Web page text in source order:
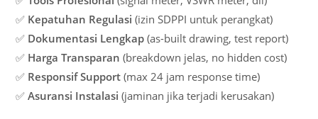
✅ Kepatuhan Regulasi (izin SDPPI untuk perangkat)
✅ Dokumentasi Lengkap (as-built drawing, test report)
✅ Harga Transparan (breakdown jelas, no hidden cost)
✅ Responsif Support (max 24 jam response time)
✅Asuransi Instalasi (jaminan jika terjadi kerusakan)